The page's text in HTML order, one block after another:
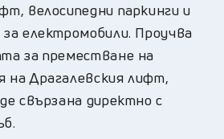
велосипедни паркинги и
електромобили. Проучва
за преместване на
на Драгалевския лифт,
свързана директно с